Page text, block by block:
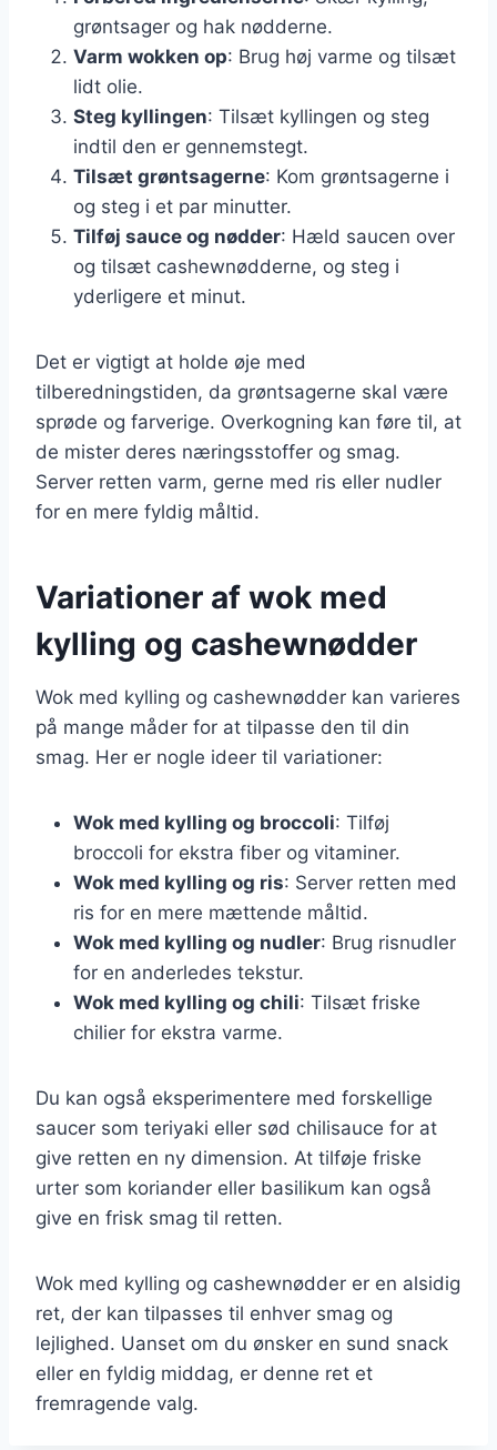
grøntsager og hak nødderne.
Varm wokken op: Brug høj varme og tilsæt
lidt olie.
Steg kyllingen: Tilsæt kyllingen og steg
indtil den er gennemstegt.
Tilsæt grøntsagerne: Kom grøntsagerne i
og steg i et par minutter.
Tilføj sauce og nødder: Hæld saucen over
og tilsæt cashewnødderne, og steg i
yderligere et minut.
Det er vigtigt at holde øje med
tilberedningstiden, da grøntsagerne skal være
sprøde og farverige. Overkogning kan føre til, at
de mister deres næringsstoffer og smag.
Server retten varm, gerne med ris eller nudler
for en mere fyldig måltid.
Variationer af wok med
kylling og cashewnødder
Wok med kylling og cashewnødder kan varieres
på mange måder for at tilpasse den til din
smag. Her er nogle ideer til variationer:
Wok med kylling og broccoli: Tilføj
broccoli for ekstra fiber og vitaminer.
Wok med kylling og ris: Server retten med
ris for en mere mættende måltid.
Wok med kylling og nudler: Brug risnudler
for en anderledes tekstur.
Wok med kylling og chili: Tilsæt friske
chilier for ekstra varme.
Du kan også eksperimentere med forskellige
saucer som teriyaki eller sød chilisauce for at
give retten en ny dimension. At tilføje friske
urter som koriander eller basilikum kan også
give en frisk smag til retten.
Wok med kylling og cashewnødder er en alsidig
ret, der kan tilpasses til enhver smag og
lejlighed. Uanset om du ønsker en sund snack
eller en fyldig middag, er denne ret et
fremragende valg.